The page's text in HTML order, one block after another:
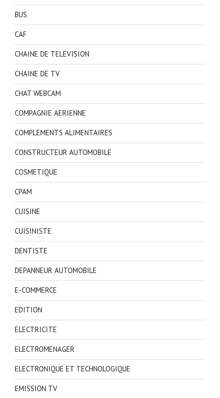
BUS
CAF
CHAINE DE TELEVISION
CHAINE DE TV
CHAT WEBCAM
COMPAGNIE AERIENNE
COMPLEMENTS ALIMENTAIRES
CONSTRUCTEUR AUTOMOBILE
COSMETIQUE
CPAM
CUISINE
CUISINISTE
DENTISTE
DEPANNEUR AUTOMOBILE
E-COMMERCE
EDITION
ELECTRICITE
ELECTROMENAGER
ELECTRONIQUE ET TECHNOLOGIQUE
EMISSION TV